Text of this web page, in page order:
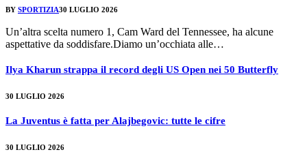
BY SPORTIZIA30 LUGLIO 2026
Un’altra scelta numero 1, Cam Ward del Tennessee, ha alcune
aspettative da soddisfare.Diamo un’occhiata alle…
Ilya Kharun strappa il record degli US Open nei 50 Butterfly
30 LUGLIO 2026
La Juventus è fatta per Alajbegovic: tutte le cifre
30 LUGLIO 2026